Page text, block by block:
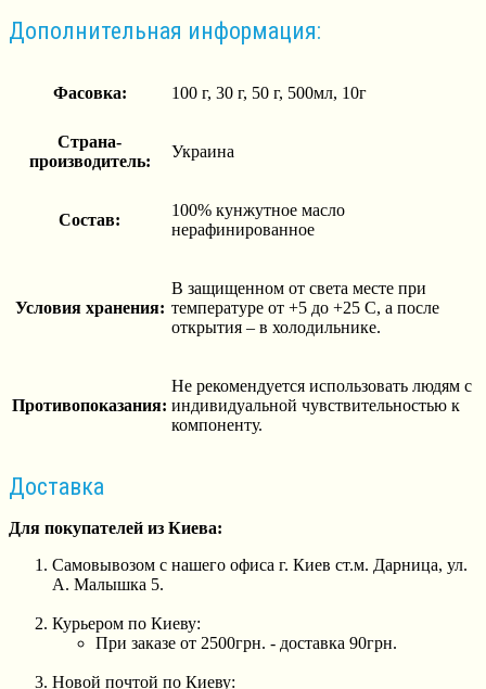
Дополнительная информация:
Фасовка: 100 г, 30 г, 50 г, 500мл, 10г
Страна-
производитель:
Украина
Состав:
100% кунжутное масло
нерафинированное
Условия хранения:
В защищенном от света месте при
температуре от +5 до +25 С, а после
открытия – в холодильнике.
Противопоказания:
Не рекомендуется использовать людям с
индивидуальной чувствительностью к
компоненту.
Доставка
Для покупателей из Киева:
Самовывозом с нашего офиса г. Киев ст.м. Дарница, ул.
А. Малышка 5.
Курьером по Киеву:
При заказе от 2500грн. - доставка 90грн.
Новой почтой по Киеву: